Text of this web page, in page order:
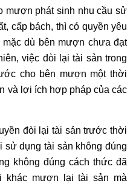
mượn phát sinh nhu cầu sử
cấp bách, thì có quyền yêu
dù bên mượn chưa đạt
việc đòi lại tài sản trong
cho bên mượn một thời
và lợi ích hợp pháp của các
đòi lại tài sản trước thời
sử dụng tài sản không đúng
không đúng cách thức đã
khác mượn lại tài sản mà